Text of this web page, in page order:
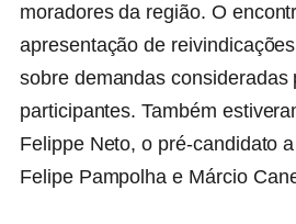
moradores da região. O
apresentação de
sobre demandas consideradas
participantes. Também
Felippe Neto, o pré-candidato
Felipe Pampolha e Márcio